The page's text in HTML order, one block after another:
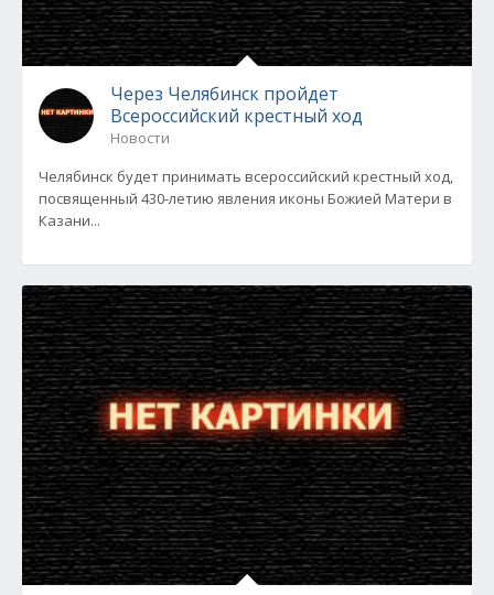
Через Челябинск пройдет
Всероссийский крестный ход
Новости
Челябинск будет принимать всероссийский крестный ход,
посвященный 430-летию явления иконы Божией Матери в
Казани...